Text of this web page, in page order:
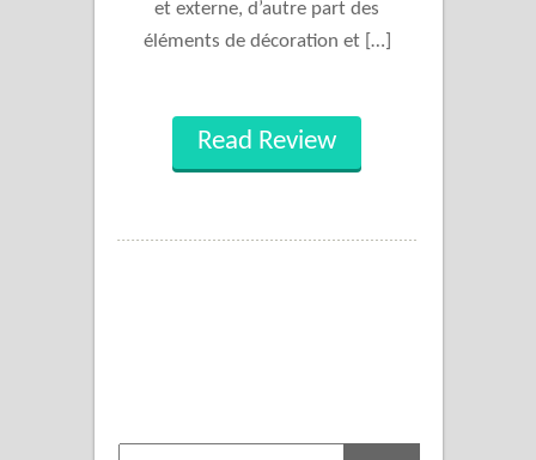
et externe, d’autre part des
éléments de décoration et […]
Read Review